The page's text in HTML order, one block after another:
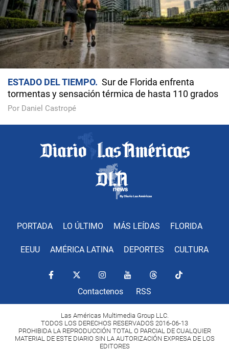
ESTADO DEL TIEMPO
Sur de Florida enfrenta
tormentas y sensación térmica de hasta 110 grados
Por Daniel Castropé
PORTADA LO ÚLTIMO MÁS LEÍDAS FLORIDA
EEUU AMÉRICA LATINA DEPORTES CULTURA
Contactenos RSS
Las Américas Multimedia Group LLC.
TODOS LOS DERECHOS RESERVADOS 2016-06-13
PROHIBIDA LA REPRODUCCIÓN TOTAL O PARCIAL DE CUALQUIER
MATERIAL DE ESTE DIARIO SIN LA AUTORIZACIÓN EXPRESA DE LOS
EDITORES